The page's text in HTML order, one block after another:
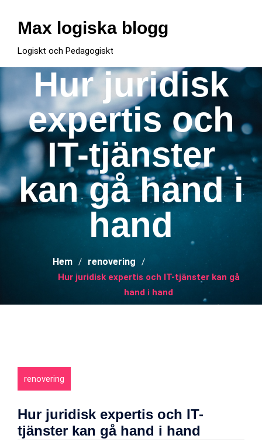
innehållMax logiska blogg
Logiskt och Pedagogiskt
Hur juridisk
expertis och
IT-tjänster
kan gå hand i
hand
Hem renovering
Hur juridisk expertis och IT-tjänster kan gå
hand i hand
renovering
Hur juridisk expertis och IT-
tjänster kan gå hand i hand